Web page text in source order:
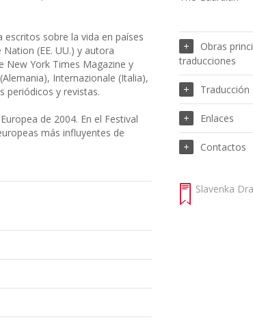
sobre la vida en países
(EE. UU.) y autora
New York Times Magazine y
Internazionale (Italia),
periódicos y revistas.
de 2004. En el Festival
más influyentes de
Obras
traducciones
Enlaces
Contactos
Slavenka